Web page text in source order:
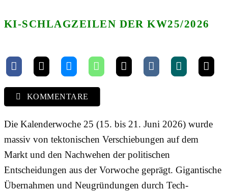
KI-SCHLAGZEILEN DER KW25/2026
KOMMENTARE
Die Kalenderwoche 25 (15. bis 21. Juni 2026) wurde
massiv von tektonischen Verschiebungen auf dem
Markt und den Nachwehen der politischen
Entscheidungen aus der Vorwoche geprägt. Gigantische
Übernahmen und Neugründungen durch Tech-